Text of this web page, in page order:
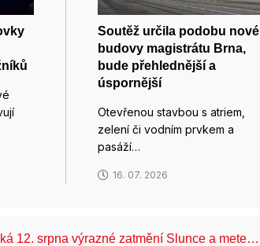
Soutěž určila podobu nové
budovy magistrátu Brna,
bude přehlednější a
úspornější
Otevřenou stavbou s atriem,
zelení či vodním prvkem a
pasáží…
16. 07. 2026
12. srpna výrazné zatmění Slunce a mete…